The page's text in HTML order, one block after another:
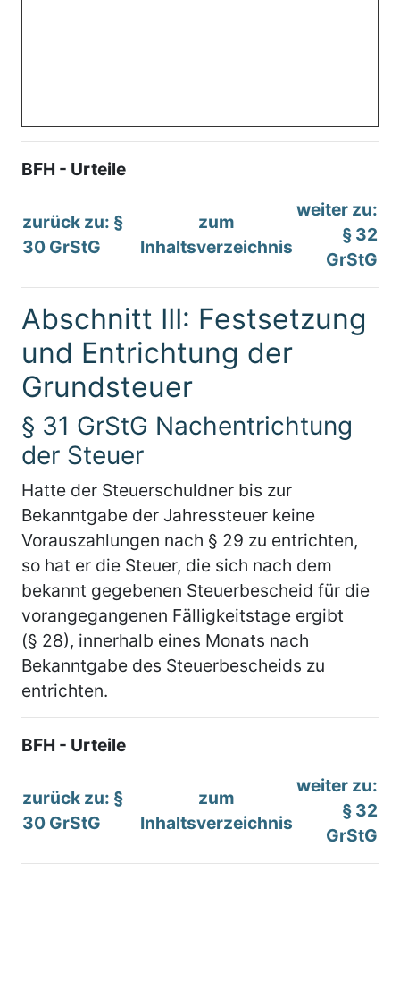
BFH - Urteile
zurück zu: §
30 GrStG
zum
Inhaltsverzeichnis
weiter zu:
§ 32
GrStG
Abschnitt III: Festsetzung
und Entrichtung der
Grundsteuer
§ 31 GrStG Nachentrichtung
der Steuer
Hatte der Steuerschuldner bis zur
Bekanntgabe der Jahressteuer keine
Vorauszahlungen nach § 29 zu entrichten,
so hat er die Steuer, die sich nach dem
bekannt gegebenen Steuerbescheid für die
vorangegangenen Fälligkeitstage ergibt
(§ 28), innerhalb eines Monats nach
Bekanntgabe des Steuerbescheids zu
entrichten.
BFH - Urteile
zurück zu: §
30 GrStG
zum
Inhaltsverzeichnis
weiter zu:
§ 32
GrStG